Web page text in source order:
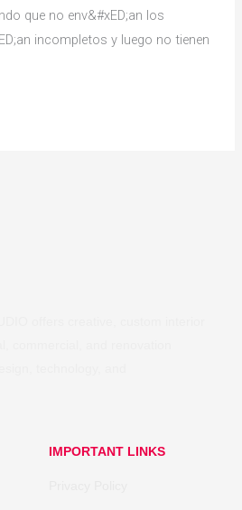
que no env&#xED;an los
incompletos y luego no tienen
IMPORTANT LINKS